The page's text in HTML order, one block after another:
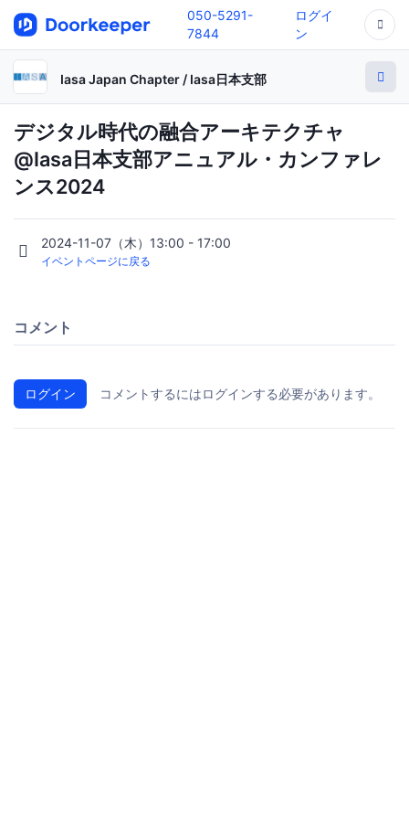
050-5291-
7844
ログイ
ン
Iasa Japan Chapter / Iasa日本支部
デジタル時代の融合アーキテクチャ
@Iasa日本支部アニュアル・カンファレ
ンス2024
2024-11-07（木）13:00 - 17:00
イベントページに戻る
コメント
ログイン コメントするにはログインする必要があります。